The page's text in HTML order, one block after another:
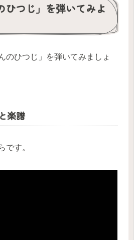
ひつじ」を弾いてみよ
のひつじ」を弾いてみましょ
楽譜
です。